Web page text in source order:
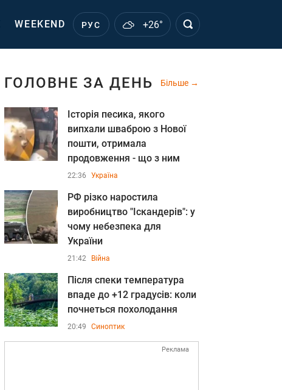
WEEKEND РУС +26°
ГОЛОВНЕ ЗА ДЕНЬ Більше
Історія песика, якого
випхали шваброю з Нової
пошти, отримала
продовження - що з ним
22:36 Україна
РФ різко наростила
виробництво "Іскандерів": у
чому небезпека для
України
21:42 Війна
Після спеки температура
впаде до +12 градусів: коли
почнеться похолодання
20:49 Синоптик
Реклама